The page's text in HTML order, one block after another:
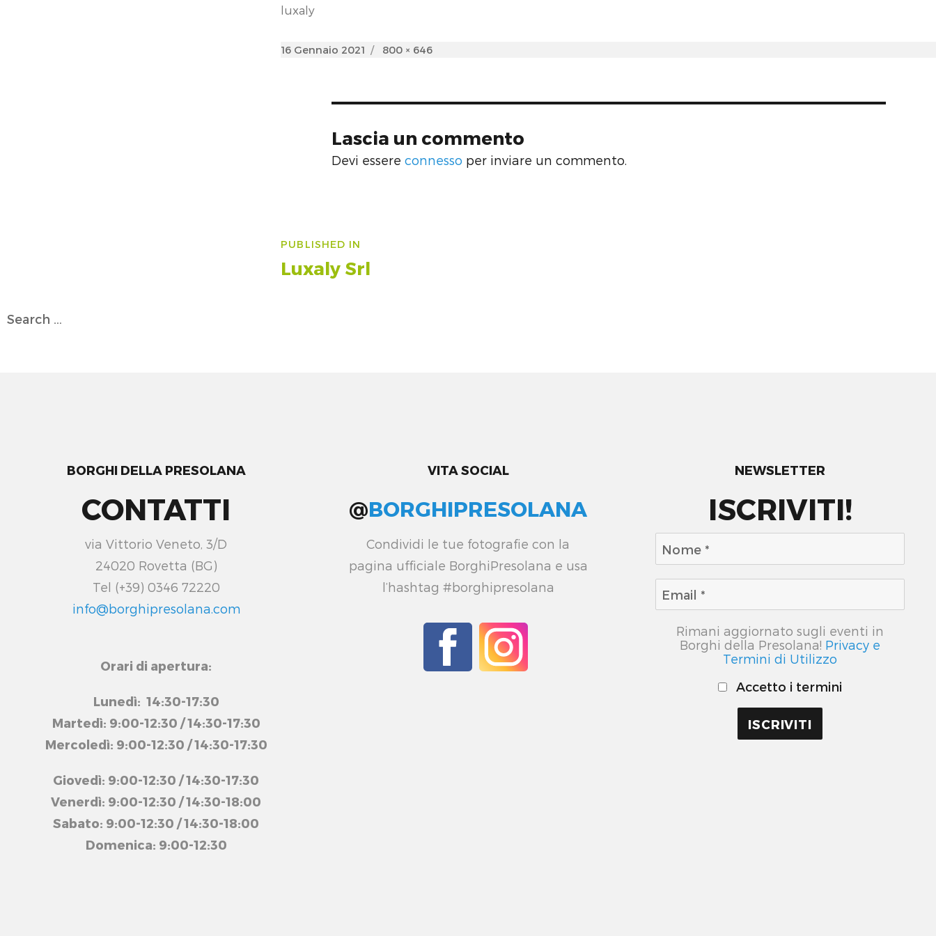
luxaly
Posted
16 Gennaio 2021
Full
800 × 646
Lascia un commento
Devi essere connesso per inviare un commento.
articoli
PUBLISHED IN
Luxaly Srl
Search
BORGHI DELLA PRESOLANA
CONTATTI
via Vittorio Veneto, 3/D
24020 Rovetta (BG)
Tel (+39) 0346 72220
info@borghipresolana.com
Orari di apertura:
Lunedì: 14:30-17:30
Martedì: 9:00-12:30 / 14:30-17:30
Mercoledì: 9:00-12:30 / 14:30-17:30
Giovedì: 9:00-12:30 / 14:30-17:30
Venerdì: 9:00-12:30 / 14:30-18:00
Sabato: 9:00-12:30 / 14:30-18:00
Domenica: 9:00-12:30
VITA SOCIAL
@BORGHIPRESOLANA
Condividi le tue fotografie con la
pagina ufficiale BorghiPresolana e usa
l’hashtag #borghipresolana
NEWSLETTER
ISCRIVITI!
Rimani aggiornato sugli eventi in
Borghi della Presolana! Privacy e
Termini di Utilizzo
Accetto i termini